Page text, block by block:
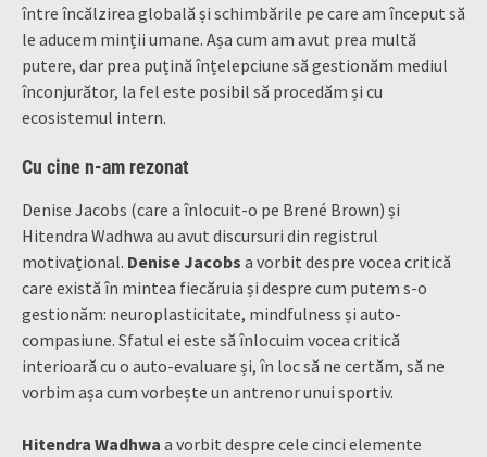
între încălzirea globală și schimbările pe care am început să
le aducem minții umane. Așa cum am avut prea multă
putere, dar prea puțină înțelepciune să gestionăm mediul
înconjurător, la fel este posibil să procedăm și cu
ecosistemul intern.
Cu cine n-am rezonat
Denise Jacobs (care a înlocuit-o pe Brené Brown) și
Hitendra Wadhwa au avut discursuri din registrul
motivațional. Denise Jacobs a vorbit despre vocea critică
care există în mintea fiecăruia și despre cum putem s-o
gestionăm: neuroplasticitate, mindfulness și auto-
compasiune. Sfatul ei este să înlocuim vocea critică
interioară cu o auto-evaluare și, în loc să ne certăm, să ne
vorbim așa cum vorbește un antrenor unui sportiv.
Hitendra Wadhwa a vorbit despre cele cinci elemente